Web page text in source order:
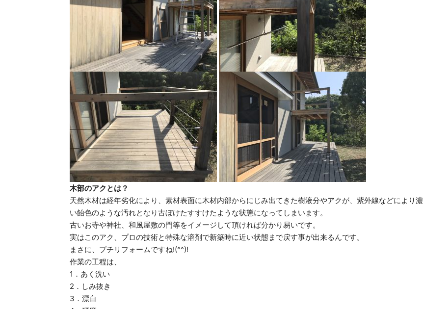
木部のアクとは？
天然木材は経年劣化により、素材表面に木材内部からにじみ出てきた樹液分やアクが、紫外線などにより濃
い飴色のような汚れとなり古ぼけたすすけたような状態になってしまいます。
古いお寺や神社、和風屋敷の門等をイメージして頂ければ分かり易いです。
実はこのアク、プロの技術と特殊な溶剤で新築時に近い状態まで戻す事が出来るんです。
まさに、プチリフォームですね!(^^)!
作業の工程は、
1．あく洗い
2．しみ抜き
3．漂白